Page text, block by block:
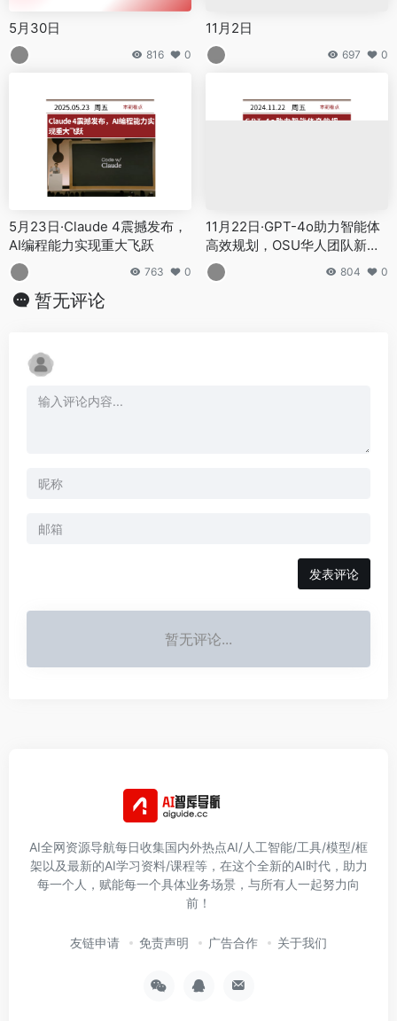
5月30日
816 0
11月2日
697 0
5月23日·Claude 4震撼发布，
AI编程能力实现重大飞跃
763 0
11月22日·GPT-4o助力智能体
高效规划，OSU华人团队新突
破
804 0
暂无评论
发表评论
暂无评论...
AI全网资源导航每日收集国内外热点AI/人工智能/工具/模型/框
架以及最新的AI学习资料/课程等，在这个全新的AI时代，助力
每一个人，赋能每一个具体业务场景，与所有人一起努力向
前！
友链申请 免责声明 广告合作 关于我们